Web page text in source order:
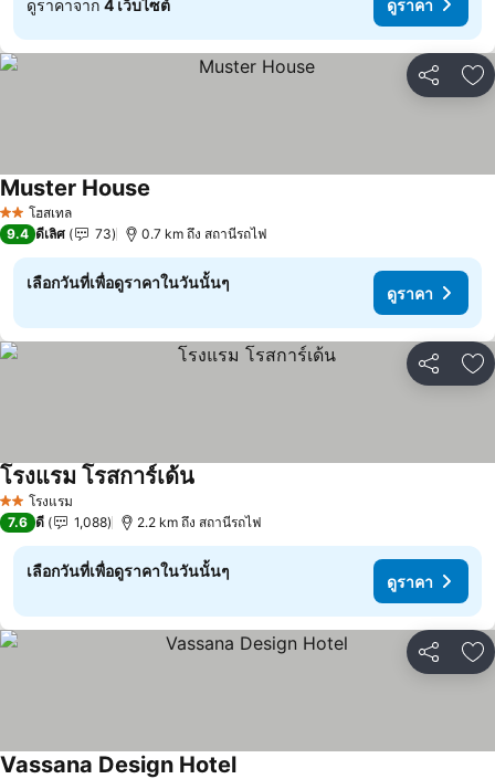
ดูราคาจาก 4 เว็บไซต์ ดูราคา
แชร์ เ
2 ดาวโฮสเทล
Muster House
9.4 ดีเลิศ 73 0.7 km ถึง สถานีรถไฟ
เลือกวันที่เพื่อดูราคาในวันนั้นๆ
ดูราคา
แชร์ เ
2 ดาวโรงแรม
โรงแรม โรสการ์เด้น
7.6 ดี 1,088 2.2 km ถึง สถานีรถไฟ
เลือกวันที่เพื่อดูราคาในวันนั้นๆ
ดูราคา
แชร์ เ
Vassana Design Hotel